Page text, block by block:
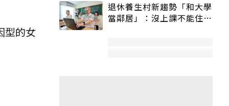
型的女
退休養生村新趨勢「和大學
當鄰居」：沒上課不能住、